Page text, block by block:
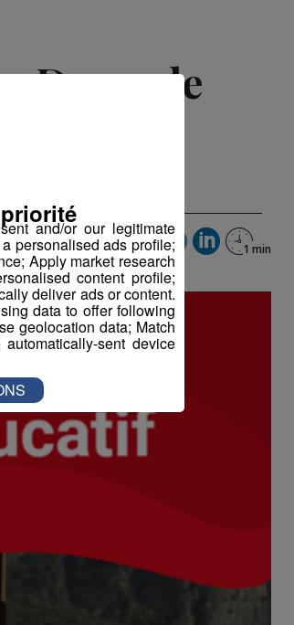
Dame de
and/or our legitimate
personalised ads profile;
Apply market research
content profile;
deliver ads or content.
data to offer following
geolocation data; Match
sent device